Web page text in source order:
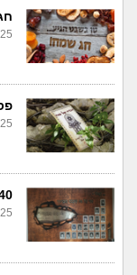
40 שנים לאסון